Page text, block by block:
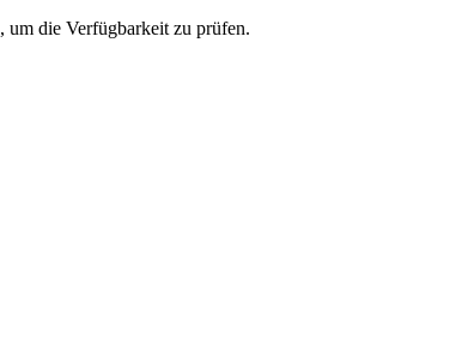
um die Verfügbarkeit zu prüfen.